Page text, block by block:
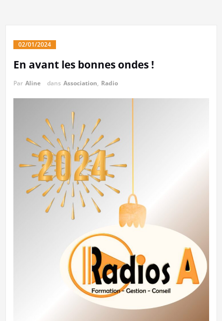
02/01/2024
En avant les bonnes ondes !
Par Aline dans Association, Radio